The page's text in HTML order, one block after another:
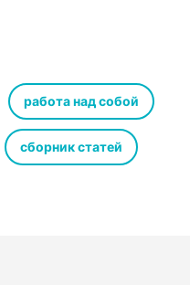
работа над собой
сборник статей